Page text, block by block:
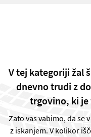
V tej kategoriji žal
dnevno trudi z
trgovino, ki je
Zato vas vabimo, da se
z iskanjem. V kolikor